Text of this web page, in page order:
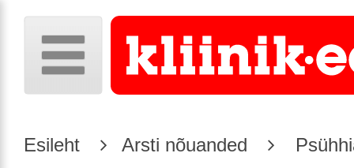
Esileht Arsti nõuanded